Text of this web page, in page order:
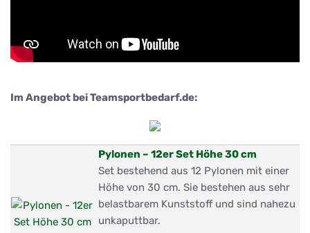
Im Angebot bei Teamsportbedarf.de:
Pylonen – 12er Set Höhe 30 cm
Set bestehend aus 12 Pylonen mit einer
Höhe von 30 cm. Sie bestehen aus sehr
belastbarem Kunststoff und sind nahezu
unkaputtbar.